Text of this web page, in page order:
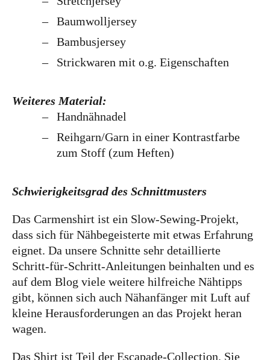
Baumwolljersey
Bambusjersey
Strickwaren mit o.g. Eigenschaften
Weiteres Material:
Handnähnadel
Reihgarn/Garn in einer Kontrastfarbe
zum Stoff (zum Heften)
Schwierigkeitsgrad des Schnittmusters
Das Carmenshirt ist ein Slow-Sewing-Projekt,
dass sich für Nähbegeisterte mit etwas Erfahrung
eignet. Da unsere Schnitte sehr detaillierte
Schritt-für-Schritt-Anleitungen beinhalten und es
auf dem Blog viele weitere hilfreiche Nähtipps
gibt, können sich auch Nähanfänger mit Luft auf
kleine Herausforderungen an das Projekt heran
wagen.
Das Shirt ist Teil der Escapade-Collection. Sie